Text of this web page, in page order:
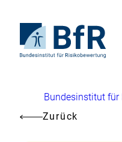
Seiteninhalt
springenStartseite
von
Brotkrumennavigation
Bundesinstitut für
Zurück